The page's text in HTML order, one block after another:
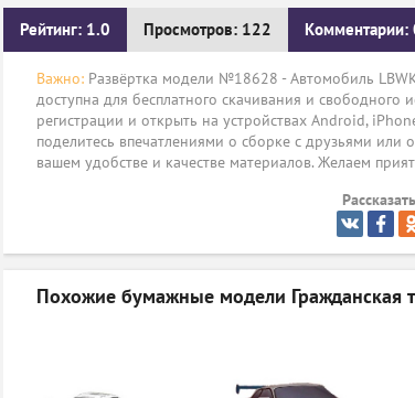
Рейтинг: 1.0 Просмотров: 122 Комментарии:
Важно: Развёртка модели №18628 - Автомобиль
доступна для бесплатного скачивания и свободного
регистрации и открыть на устройствах Android,
поделитесь впечатлениями о сборке с друзьями или
вашем удобстве и качестве материалов. Желаем
Похожие бумажные модели Гражданская